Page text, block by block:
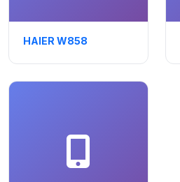
HAIER W858